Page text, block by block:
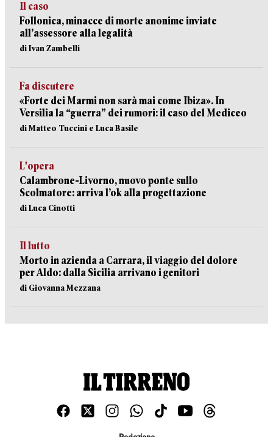
Il caso
Follonica, minacce di morte anonime inviate
all’assessore alla legalità
di Ivan Zambelli
Fa discutere
«Forte dei Marmi non sarà mai come Ibiza». In
Versilia la “guerra” dei rumori: il caso del Mediceo
di Matteo Tuccini e Luca Basile
L'opera
Calambrone-Livorno, nuovo ponte sullo
Scolmatore: arriva l’ok alla progettazione
di Luca Cinotti
Il lutto
Morto in azienda a Carrara, il viaggio del dolore
per Aldo: dalla Sicilia arrivano i genitori
di Giovanna Mezzana